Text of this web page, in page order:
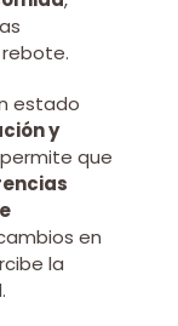
estado
y
que
en
la